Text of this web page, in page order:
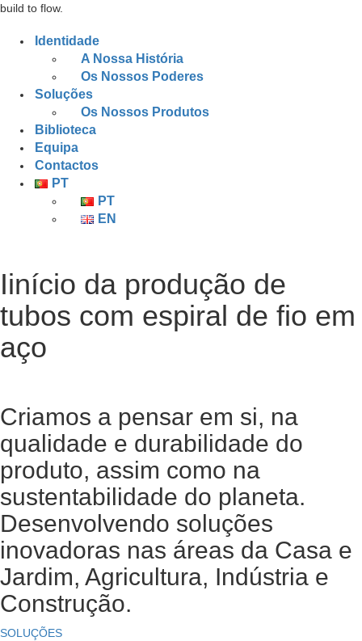
build to flow.
Identidade
A Nossa História
Os Nossos Poderes
Soluções
Os Nossos Produtos
Biblioteca
Equipa
Contactos
PT
PT
EN
Iinício da produção de
tubos com espiral de fio em
aço
Criamos a pensar em si, na
qualidade e durabilidade do
produto, assim como na
sustentabilidade do planeta.
Desenvolvendo soluções
inovadoras nas áreas da Casa e
Jardim, Agricultura, Indústria e
Construção.
SOLUÇÕES